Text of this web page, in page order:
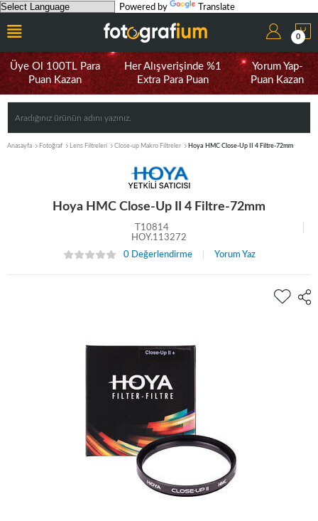
Powered by Translate
0
Üye Ol 100TL Para
Puan Kazan
Her Alışverişinde %1
Extra Para Puan
Yorum Yap-
Puan Kazan
Anasayfa Fotoğraf Lens Filtreleri Close-up Makro Filtreler Hoya HMC Close-Up II 4 Filtre-72mm
Hoya HMC Close-Up II 4 Filtre-72mm
T10814
HOY.113272
0 Değerlendirme
Yorum Yaz